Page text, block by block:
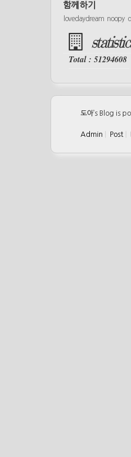
함께하기
lovedaydream noopy
Total : 51294608
도아’s Blog is
Admin Post